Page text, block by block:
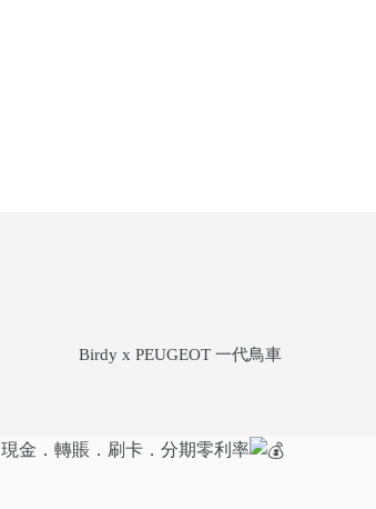
Birdy x PEUGEOT 一代鳥車
現金．轉賬．刷卡．分期零利率